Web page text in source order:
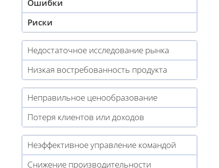
Ошибки
Риски
Недостаточное исследование рынка
Низкая востребованность продукта
Неправильное ценообразование
Потеря клиентов или доходов
Неэффективное управление командой
Снижение производительности